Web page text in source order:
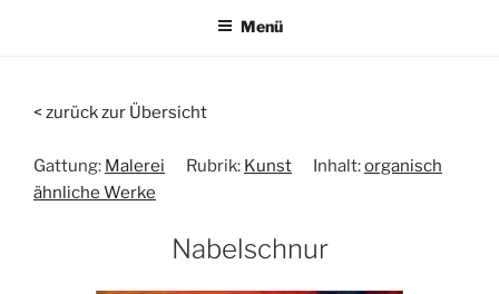
Menü
< zurück zur Übersicht
Gattung: Malerei Rubrik: Kunst Inhalt:organisch
ähnliche Werke
Nabelschnur